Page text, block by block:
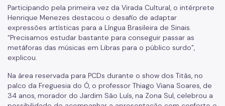
Participando pela primeira vez da Virada Cultural, o intérprete
Henrique Menezes destacou o desafio de adaptar
expressões artísticas para a Língua Brasileira de Sinais.
“Precisamos estudar bastante para conseguir passar as
metáforas das músicas em Libras para o público surdo”,
explicou.
Na área reservada para PCDs durante o show dos Titãs, no
palco da Freguesia do Ó, o professor Thiago Viana Soares, de
34 anos, morador do Jardim São Luís, na Zona Sul, celebrou a